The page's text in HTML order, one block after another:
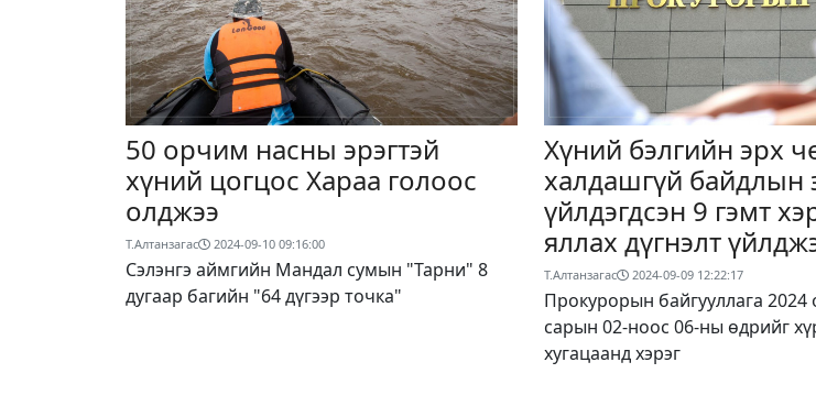
50 орчим насны эрэгтэй
хүний цогцос Хараа голоос
олджээ
Т.Алтанзагас 2024-09-10 09:16:00
Сэлэнгэ аймгийн Мандал сумын "Тарни" 8
дугаар багийн "64 дүгээр точка"
Хүний бэлгийн эрх
халдашгүй байдлын
үйлдэгдсэн 9 гэмт
яллах дүгнэлт
Т.Алтанзагас 2024-09-09 12:22:17
Прокурорын байгууллага 2024
сарын 02-ноос 06-ны өдрийг
хугацаанд хэрэг